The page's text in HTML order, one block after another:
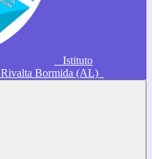
Istituto
Rivalta Bormida (AL)